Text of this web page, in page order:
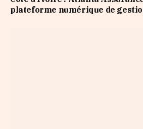
plateforme numérique de